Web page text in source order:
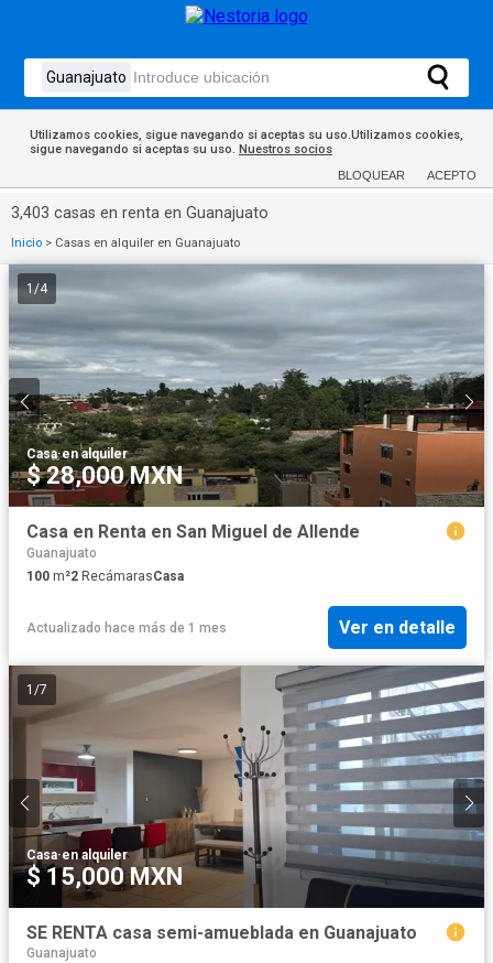
Utilizamos cookies, sigue navegando si aceptas su uso.Utilizamos cookies,
sigue navegando si aceptas su uso. Nuestros socios
BLOQUEAR ACEPTO
3,403 casas en renta en Guanajuato
Inicio > Casas en alquiler en Guanajuato
1/4
Casa·en alquiler
$ 28,000 MXN
Casa en Renta en San Miguel de Allende
Guanajuato
100 m²2 RecámarasCasa
Actualizado hace más de 1 mes Ver en detalle
1 /7
Casa·en alquiler
$ 15,000 MXN
SE RENTA casa semi-amueblada en Guanajuato
Guanajuato